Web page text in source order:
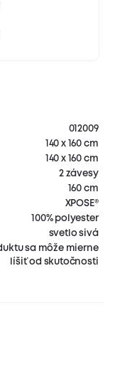
012009
140 x 160 cm
140 x 160 cm
2 závesy
160 cm
XPOSE®
100% polyester
svetlo sivá
sa môže mierne
líšiť od skutočnosti